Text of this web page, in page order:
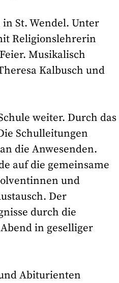
St. Wendel. Unter
Religionslehrerin
Musikalisch
Kalbusch und
weiter. Durch das
Schulleitungen
die Anwesenden.
auf die gemeinsame
und
Der
durch die
in geselliger
Abiturienten